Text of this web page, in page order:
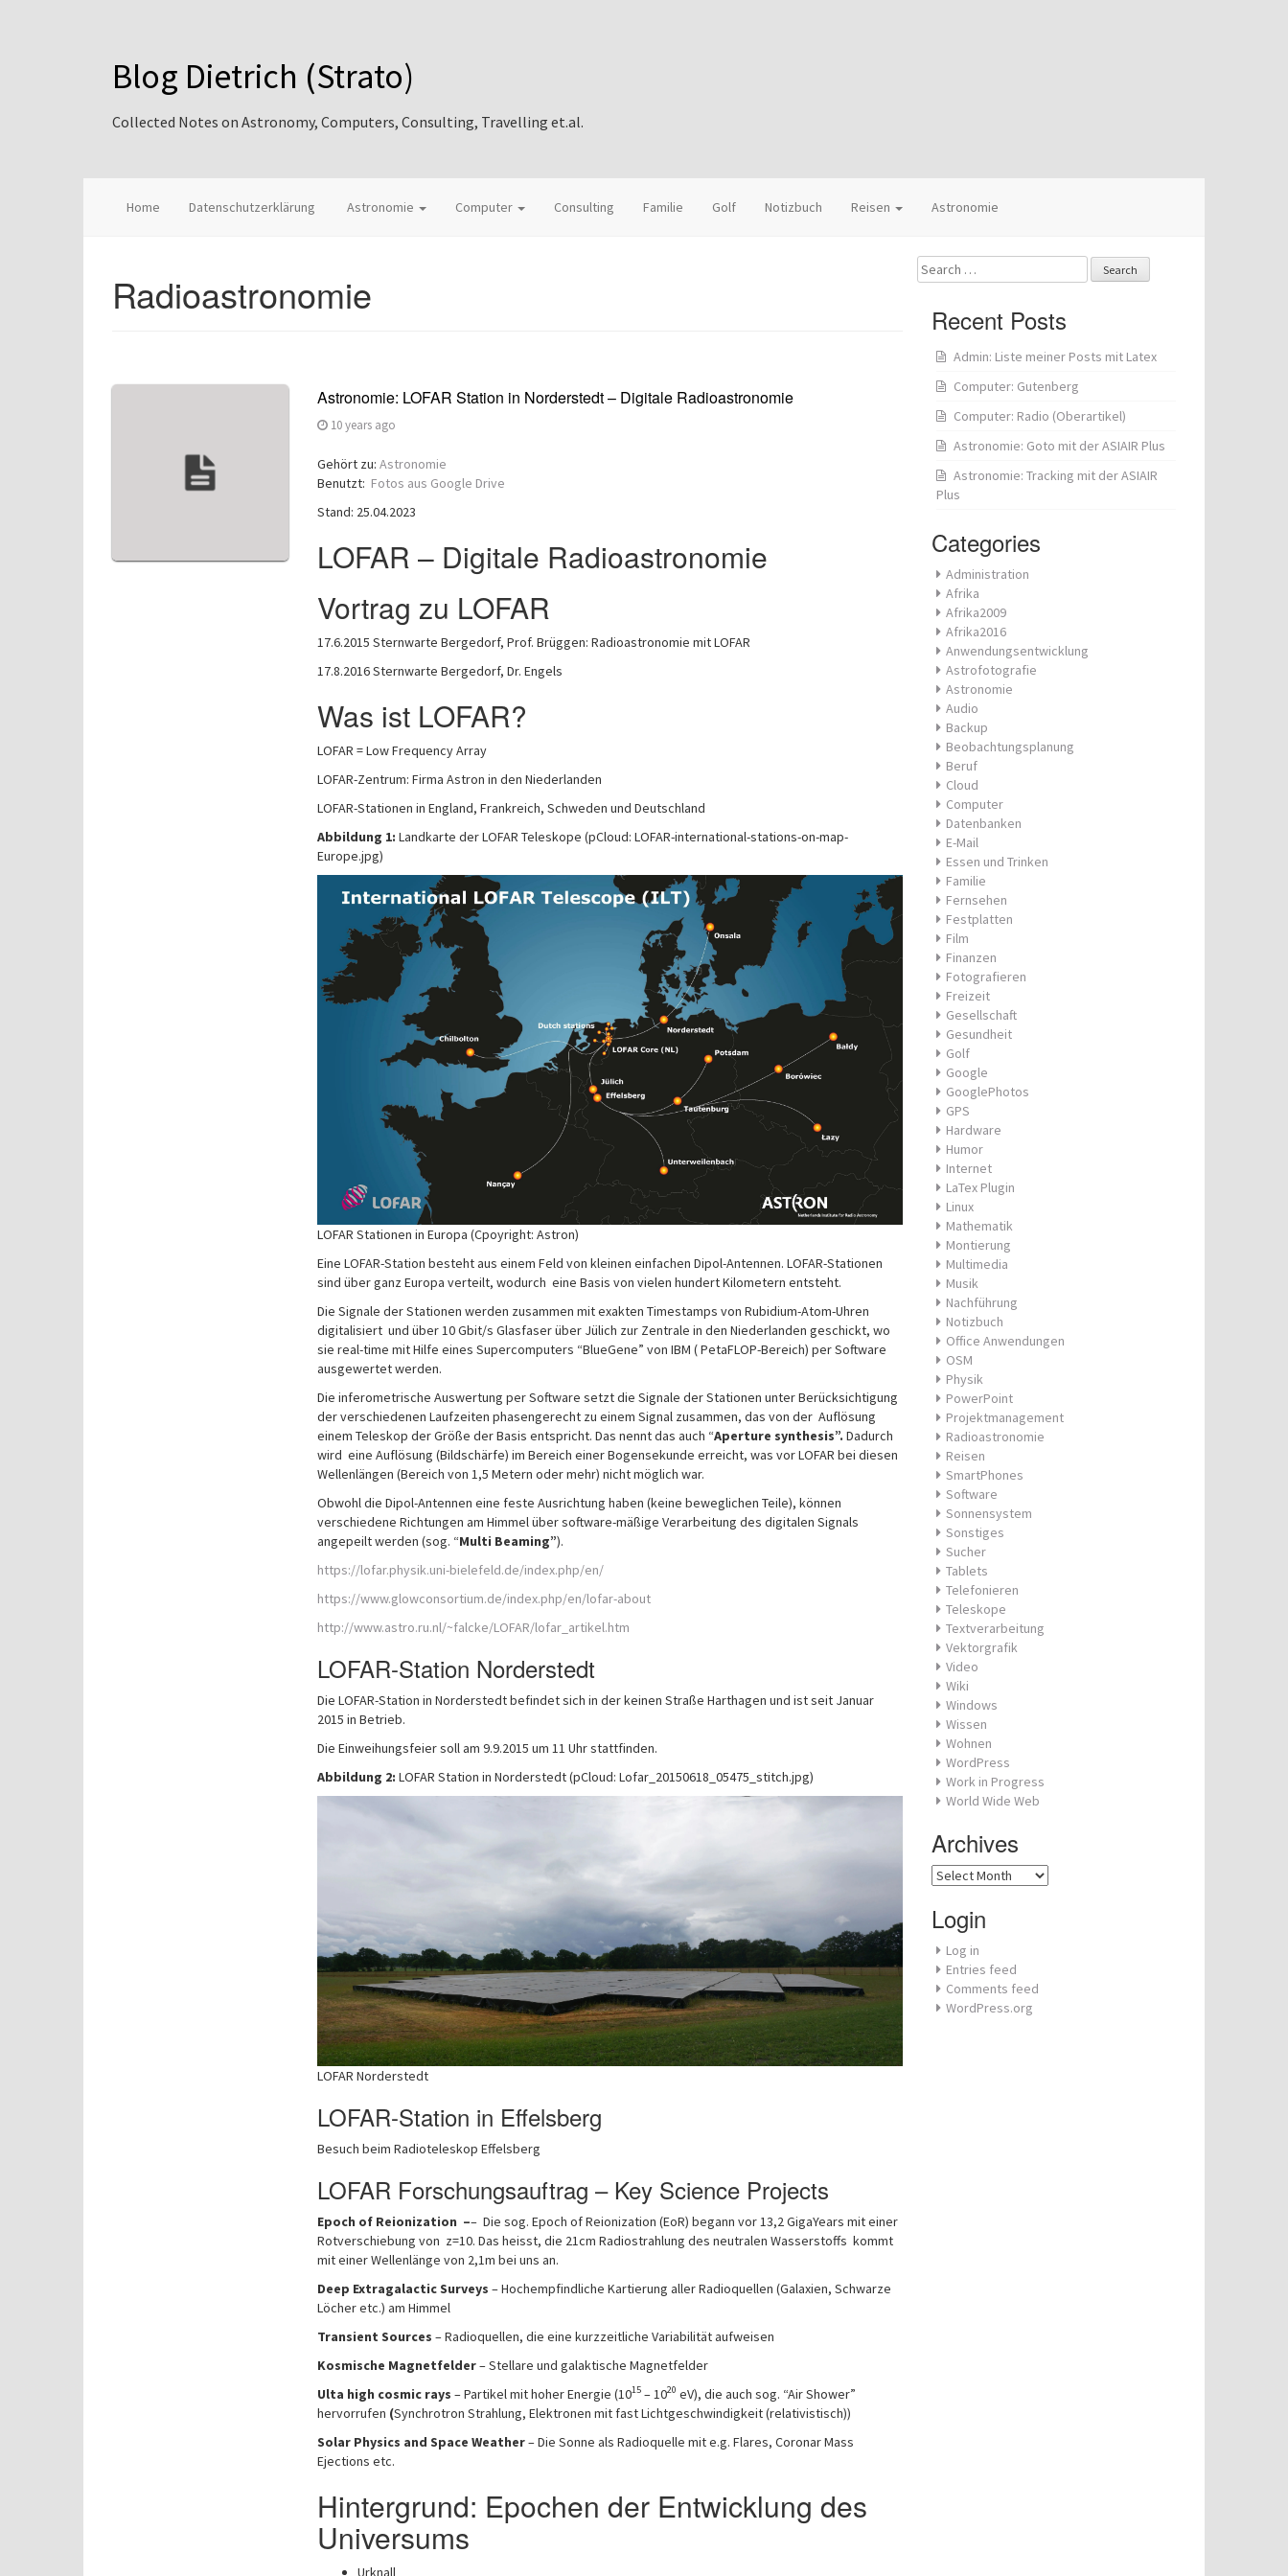
Blog Dietrich (Strato)
Collected Notes on Astronomy, Computers, Consulting, Travelling et.al.
Home Datenschutzerklärung Astronomie Computer Consulting Familie Golf Notizbuch Reisen Astronomie
Radioastronomie
Astronomie: LOFAR Station in Norderstedt – Digitale Radioastronomie
10 years ago
Gehört zu: Astronomie
Benutzt: Fotos aus Google Drive
Stand: 25.04.2023
LOFAR – Digitale Radioastronomie
Vortrag zu LOFAR
17.6.2015 Sternwarte Bergedorf, Prof. Brüggen: Radioastronomie mit LOFAR
17.8.2016 Sternwarte Bergedorf, Dr. Engels
Was ist LOFAR?
LOFAR = Low Frequency Array
LOFAR-Zentrum: Firma Astron in den Niederlanden
LOFAR-Stationen in England, Frankreich, Schweden und Deutschland
Abbildung 1: Landkarte der LOFAR Teleskope (pCloud: LOFAR-international-stations-on-map-
Europe.jpg)
LOFAR Stationen in Europa (Cpoyright: Astron)
Eine LOFAR-Station besteht aus einem Feld von kleinen einfachen Dipol-Antennen. LOFAR-Stationen
sind über ganz Europa verteilt, wodurch eine Basis von vielen hundert Kilometern entsteht.
Die Signale der Stationen werden zusammen mit exakten Timestamps von Rubidium-Atom-Uhren
digitalisiert und über 10 Gbit/s Glasfaser über Jülich zur Zentrale in den Niederlanden geschickt, wo
sie real-time mit Hilfe eines Supercomputers “BlueGene” von IBM ( PetaFLOP-Bereich) per Software
ausgewertet werden.
Die inferometrische Auswertung per Software setzt die Signale der Stationen unter Berücksichtigung
der verschiedenen Laufzeiten phasengerecht zu einem Signal zusammen, das von der Auflösung
einem Teleskop der Größe der Basis entspricht. Das nennt das auch “Aperture synthesis”. Dadurch
wird eine Auflösung (Bildschärfe) im Bereich einer Bogensekunde erreicht, was vor LOFAR bei diesen
Wellenlängen (Bereich von 1,5 Metern oder mehr) nicht möglich war.
Obwohl die Dipol-Antennen eine feste Ausrichtung haben (keine beweglichen Teile), können
verschiedene Richtungen am Himmel über software-mäßige Verarbeitung des digitalen Signals
angepeilt werden (sog. “Multi Beaming”).
https://lofar.physik.uni-bielefeld.de/index.php/en/
https://www.glowconsortium.de/index.php/en/lofar-about
http://www.astro.ru.nl/~falcke/LOFAR/lofar_artikel.htm
LOFAR-Station Norderstedt
Die LOFAR-Station in Norderstedt befindet sich in der keinen Straße Harthagen und ist seit Januar
2015 in Betrieb.
Die Einweihungsfeier soll am 9.9.2015 um 11 Uhr stattfinden.
Abbildung 2: LOFAR Station in Norderstedt (pCloud: Lofar_20150618_05475_stitch.jpg)
LOFAR Norderstedt
LOFAR-Station in Effelsberg
Besuch beim Radioteleskop Effelsberg
LOFAR Forschungsauftrag – Key Science Projects
Epoch of Reionization –– Die sog. Epoch of Reionization (EoR) begann vor 13,2 GigaYears mit einer
Rotverschiebung von z=10. Das heisst, die 21cm Radiostrahlung des neutralen Wasserstoffs kommt
mit einer Wellenlänge von 2,1m bei uns an.
Deep Extragalactic Surveys – Hochempfindliche Kartierung aller Radioquellen (Galaxien, Schwarze
Löcher etc.) am Himmel
Transient Sources – Radioquellen, die eine kurzzeitliche Variabilität aufweisen
Kosmische Magnetfelder– Stellare und galaktische Magnetfelder
Ulta high cosmic rays – Partikel mit hoher Energie (1015– 1020 eV), die auch sog. “Air Shower”
hervorrufen (Synchrotron Strahlung, Elektronen mit fast Lichtgeschwindigkeit (relativistisch))
Solar Physics and Space Weather– Die Sonne als Radioquelle mit e.g. Flares, Coronar Mass
Ejections etc.
Hintergrund: Epochen der Entwicklung des
Universums
Urknall
Search
for:
Recent Posts
Admin: Liste meiner Posts mit Latex
Computer: Gutenberg
Computer: Radio (Oberartikel)
Astronomie: Goto mit der ASIAIR Plus
Astronomie: Tracking mit der ASIAIR
Plus
Categories
Administration
Afrika
Afrika2009
Afrika2016
Anwendungsentwicklung
Astrofotografie
Astronomie
Audio
Backup
Beobachtungsplanung
Beruf
Cloud
Computer
Datenbanken
E-Mail
Essen und Trinken
Familie
Fernsehen
Festplatten
Film
Finanzen
Fotografieren
Freizeit
Gesellschaft
Gesundheit
Golf
Google
GooglePhotos
GPS
Hardware
Humor
Internet
LaTex Plugin
Linux
Mathematik
Montierung
Multimedia
Musik
Nachführung
Notizbuch
Office Anwendungen
OSM
Physik
PowerPoint
Projektmanagement
Radioastronomie
Reisen
SmartPhones
Software
Sonnensystem
Sonstiges
Sucher
Tablets
Telefonieren
Teleskope
Textverarbeitung
Vektorgrafik
Video
Wiki
Windows
Wissen
Wohnen
WordPress
Work in Progress
World Wide Web
Archives
Archives
Login
Log in
Entries feed
Comments feed
WordPress.org